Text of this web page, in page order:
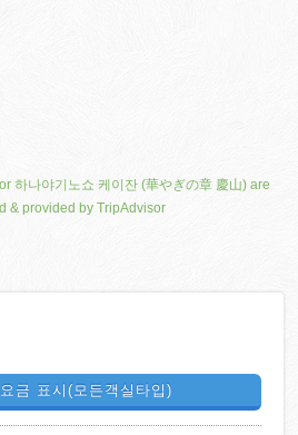
하나야기노쇼 케이잔 (華やぎの章 慶山) are
& provided by TripAdvisor
요금 표시(모든객실타입)